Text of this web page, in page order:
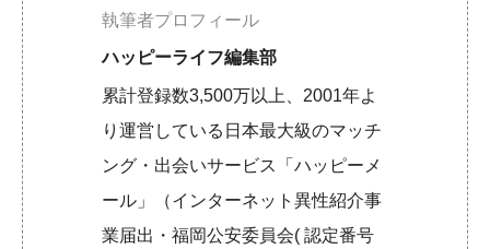
執筆者プロフィール
ハッピーライフ編集部
累計登録数3,500万以上、2001年よ
り運営している日本最大級のマッチ
ング・出会いサービス「ハッピーメ
ール」（インターネット異性紹介事
業届出・福岡公安委員会( 認定番号